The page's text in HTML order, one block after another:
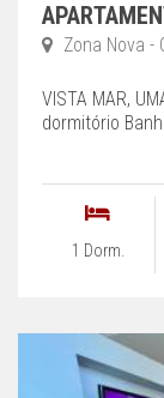
Zona Nova -
VISTA MAR,
dormitório
1 Dorm.